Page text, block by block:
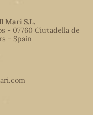
Marí S.L.
- 07760 Ciutadella de
- Spain